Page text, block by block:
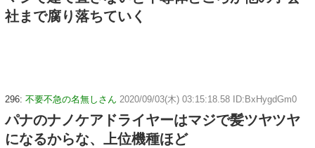
社まで腐り落ちていく
296: 不要不急の名無しさん 2020/09/03(木) 03:15:18.58 ID:BxHygdGm0
パナのナノケアドライヤーはマジで髪ツヤツヤ
になるからな、上位機種ほど